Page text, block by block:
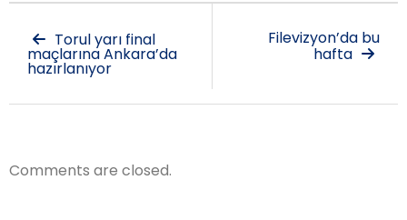
Torul yarı final
maçlarına Ankara’da
hazırlanıyor
Filevizyon’da bu
hafta
Comments are closed.